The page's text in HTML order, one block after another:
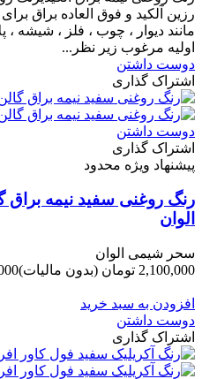
رزین آلکید و فوق العاده براق
مانند دیوار ، چوب ، فلز ، شیشه
اولیه مرغوب زیر نظر...
دوست داشتن
اشتراک گذاری
دوست داشتن
اشتراک گذاری
پیشنهاد ویژه محدود
الوان
سحر شیمی الوان
2,100,000 تومان
(بدون مالیات)
افزودن به سبد خرید
دوست داشتن
اشتراک گذاری